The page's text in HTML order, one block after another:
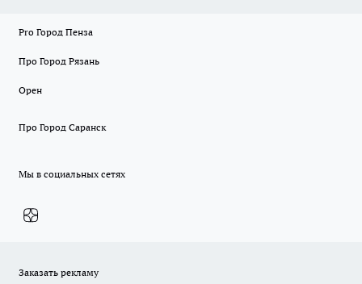
Pro Город Пенза
Про Город Рязань
Орен
Про Город Саранск
Мы в социальных сетях
Заказать рекламу